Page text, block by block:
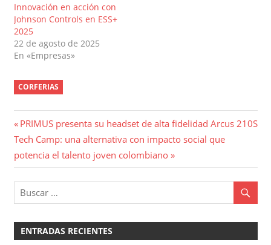
Innovación en acción con
Johnson Controls en ESS+
2025
22 de agosto de 2025
En «Empresas»
CORFERIAS
Navegación
de
entradas
Entrada
anterior:
PRIMUS presenta su headset de alta fidelidad Arcus 210S
Entrada
siguiente:
Tech Camp: una alternativa con impacto social que
potencia el talento joven colombiano
ENTRADAS RECIENTES